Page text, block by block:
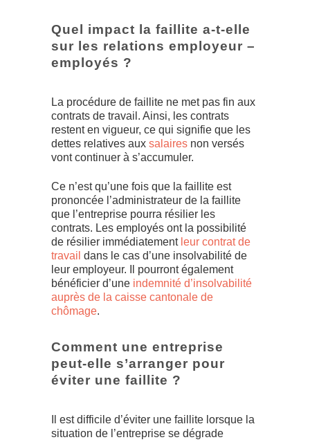
Quel impact la faillite a-t-elle
sur les relations employeur –
employés ?
La procédure de faillite ne met pas fin aux
contrats de travail. Ainsi, les contrats
restent en vigueur, ce qui signifie que les
dettes relatives aux salaires non versés
vont continuer à s’accumuler.
Ce n’est qu’une fois que la faillite est
prononcée l’administrateur de la faillite
que l’entreprise pourra résilier les
contrats. Les employés ont la possibilité
de résilier immédiatement leur contrat de
travail dans le cas d’une insolvabilité de
leur employeur. Il pourront également
bénéficier d’une indemnité d’insolvabilité
auprès de la caisse cantonale de
chômage.
Comment une entreprise
peut-elle s’arranger pour
éviter une faillite ?
Il est difficile d’éviter une faillite lorsque la
situation de l’entreprise se dégrade